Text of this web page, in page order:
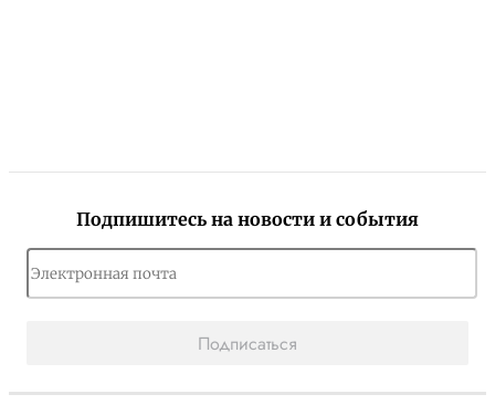
Подпишитесь на новости и события
Подписаться